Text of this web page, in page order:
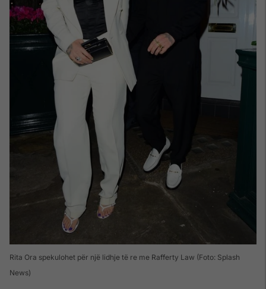
Rita Ora spekulohet për një lidhje të re me Rafferty Law (Foto: Splash
News)